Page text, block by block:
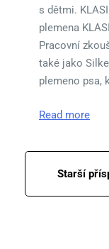
s dětmi.
plemena
Pracovní
také jako
plemeno psa,
Read more
pro
Starší